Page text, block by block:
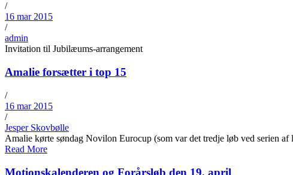
/
16 mar 2015
/
admin
Invitation til Jubilæums-arrangement
Amalie forsætter i top 15
/
16 mar 2015
/
Jesper Skovbølle
Amalie kørte søndag Novilon Eurocup (som var det tredje løb ved serien
Read More
Motionskalenderen og Forårsløb den 19. april